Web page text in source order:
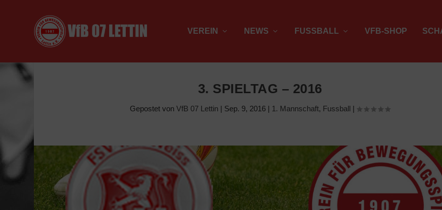
VEREIN NEWS FUSSBALL VFB-SHOP
3. SPIELTAG – 2016
Gepostet vonVfB 07 Lettin | Sep. 9, 2016 | 1. Mannschaft, Fussball |